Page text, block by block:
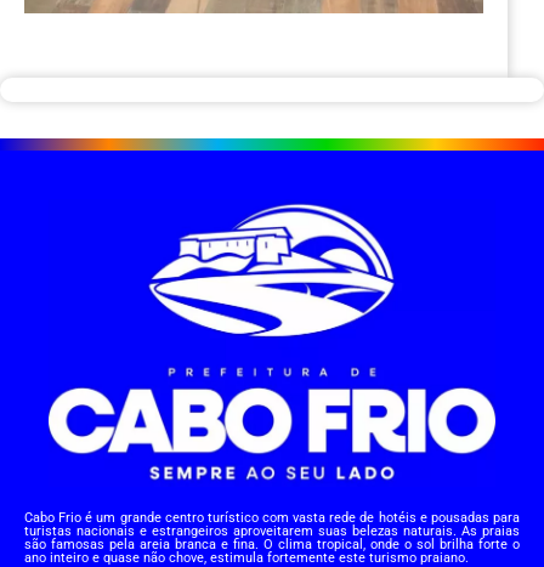
Cabo Frio é um grande centro turístico com vasta rede de hotéis e pousadas para
turistas nacionais e estrangeiros aproveitarem suas belezas naturais. As praias
são famosas pela areia branca e fina. O clima tropical, onde o sol brilha forte o
ano inteiro e quase não chove, estimula fortemente este turismo praiano.